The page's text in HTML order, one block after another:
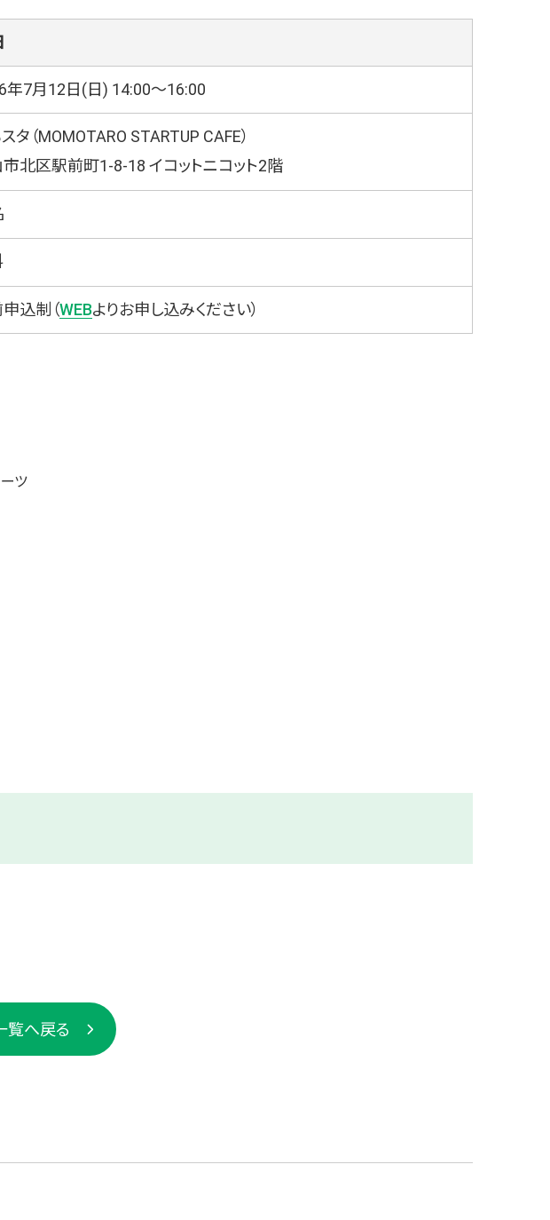
年7月12日(日) 14:00〜16:00
タ（MOMOTARO STARTUP CAFE）
市北区駅前町1-8-18 イコットニコット2階
込制（WEBよりお申し込みください）
ツ
覧へ戻る